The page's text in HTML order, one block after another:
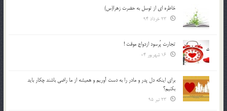
خاطره ای از توسل به حضرت زهرا(س)
تجارت پُرسود ازدواج موقت !
براي اينكه دل پدر و مادر را به دست آوريم و هميشه از ما راضي باشند چكار بايد
بكنيم؟